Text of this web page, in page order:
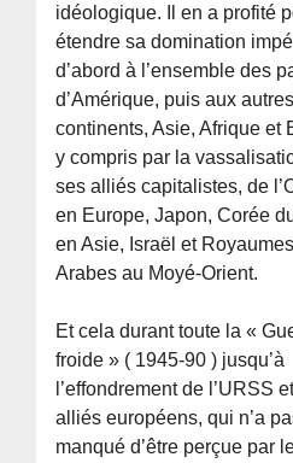
idéologique. Il en a profité
étendre sa domination
d’abord à l’ensemble des
d’Amérique, puis aux autres
continents, Asie, Afrique et
y compris par la
ses alliés capitalistes, de
en Europe, Japon, Corée
en Asie, Israël et Royaumes
Arabes au Moyé-Orient.
Et cela durant toute la «
froide » ( 1945-90 ) jusqu’à
l’effondrement de l’URSS
alliés européens, qui n’a
manqué d’être perçue par